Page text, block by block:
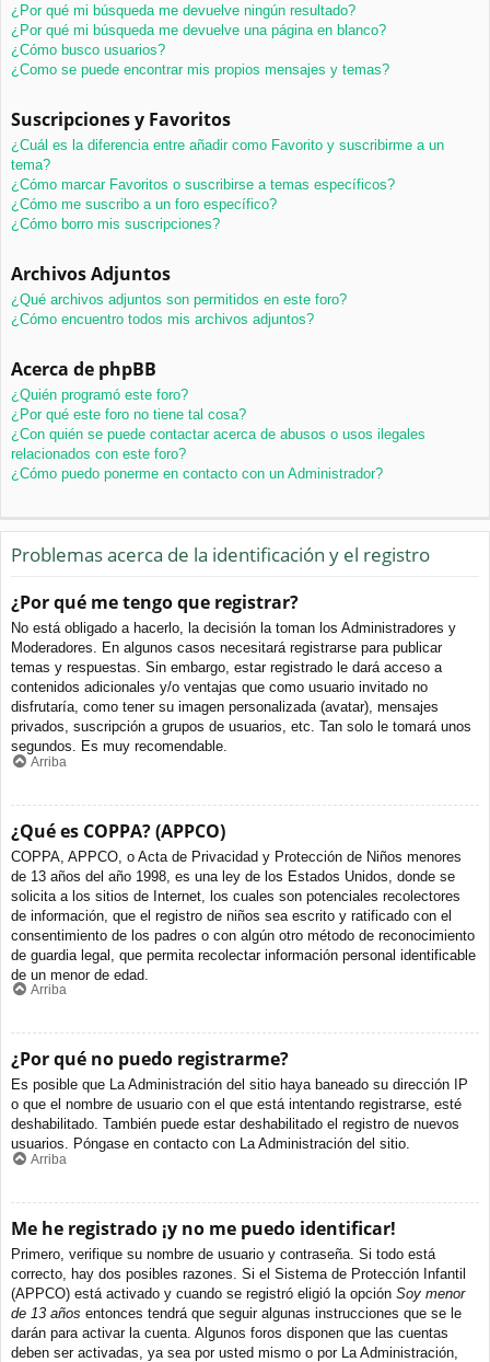
¿Por qué mi búsqueda me devuelve ningún resultado?
¿Por qué mi búsqueda me devuelve una página en blanco?
¿Cómo busco usuarios?
¿Como se puede encontrar mis propios mensajes y temas?
Suscripciones y Favoritos
¿Cuál es la diferencia entre añadir como Favorito y suscribirme a un
tema?
¿Cómo marcar Favoritos o suscribirse a temas específicos?
¿Cómo me suscribo a un foro específico?
¿Cómo borro mis suscripciones?
Archivos Adjuntos
¿Qué archivos adjuntos son permitidos en este foro?
¿Cómo encuentro todos mis archivos adjuntos?
Acerca de phpBB
¿Quién programó este foro?
¿Por qué este foro no tiene tal cosa?
¿Con quién se puede contactar acerca de abusos o usos ilegales
relacionados con este foro?
¿Cómo puedo ponerme en contacto con un Administrador?
Problemas acerca de la identificación y el registro
¿Por qué me tengo que registrar?
No está obligado a hacerlo, la decisión la toman los Administradores y
Moderadores. En algunos casos necesitará registrarse para publicar
temas y respuestas. Sin embargo, estar registrado le dará acceso a
contenidos adicionales y/o ventajas que como usuario invitado no
disfrutaría, como tener su imagen personalizada (avatar), mensajes
privados, suscripción a grupos de usuarios, etc. Tan solo le tomará unos
segundos. Es muy recomendable.
Arriba
¿Qué es COPPA? (APPCO)
COPPA, APPCO, o Acta de Privacidad y Protección de Niños menores
de 13 años del año 1998, es una ley de los Estados Unidos, donde se
solicita a los sitios de Internet, los cuales son potenciales recolectores
de información, que el registro de niños sea escrito y ratificado con el
consentimiento de los padres o con algún otro método de reconocimiento
de guardia legal, que permita recolectar información personal identificable
de un menor de edad.
Arriba
¿Por qué no puedo registrarme?
Es posible que La Administración del sitio haya baneado su dirección IP
o que el nombre de usuario con el que está intentando registrarse, esté
deshabilitado. También puede estar deshabilitado el registro de nuevos
usuarios. Póngase en contacto con La Administración del sitio.
Arriba
Me he registrado ¡y no me puedo identificar!
Primero, verifique su nombre de usuario y contraseña. Si todo está
correcto, hay dos posibles razones. Si el Sistema de Protección Infantil
(APPCO) está activado y cuando se registró eligió la opción Soy menor
de 13 años entonces tendrá que seguir algunas instrucciones que se le
darán para activar la cuenta. Algunos foros disponen que las cuentas
deben ser activadas, ya sea por usted mismo o por La Administración,